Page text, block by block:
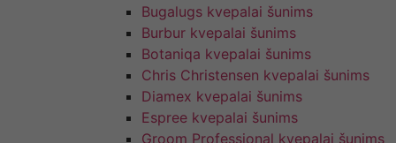
Bugalugs kvepalai šunims
Burbur kvepalai šunims
Botaniqa kvepalai šunims
Chris Christensen kvepalai šunims
Diamex kvepalai šunims
Espree kvepalai šunims
Groom Professional kvepalai šunims